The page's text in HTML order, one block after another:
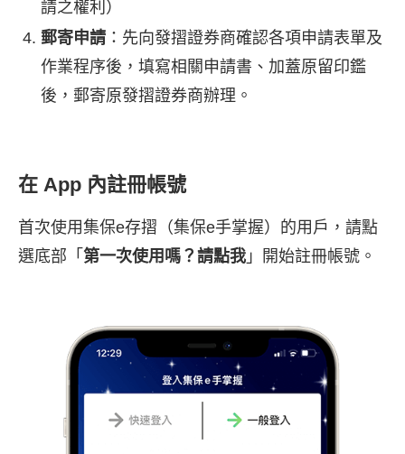
請之權利）
郵寄申請 ：先向發摺證券商確認各項申請表單及
作業程序後，填寫相關申請書、加蓋原留印鑑
後，郵寄原發摺證券商辦理。
在 App 內註冊帳號
首次使用集保e存摺（集保e手掌握）的用戶，請點
選底部「 第一次使用嗎？請點我 」開始註冊帳號。